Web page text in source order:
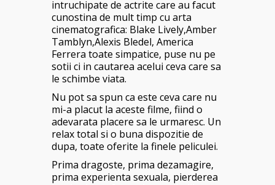
intruchipate de actrite care au facut
cunostina de mult timp cu arta
cinematografica: Blake Lively,Amber
Tamblyn,Alexis Bledel, America
Ferrera toate simpatice, puse nu pe
sotii ci in cautarea acelui ceva care sa
le schimbe viata.
Nu pot sa spun ca este ceva care nu
mi-a placut la aceste filme, fiind o
adevarata placere sa le urmaresc. Un
relax total si o buna dispozitie de
dupa, toate oferite la finele peliculei.
Prima dragoste, prima dezamagire,
prima experienta sexuala, pierderea